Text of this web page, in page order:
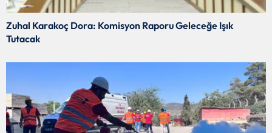
Zuhal Karakoç Dora: Komisyon Raporu Geleceğe Işık
Tutacak